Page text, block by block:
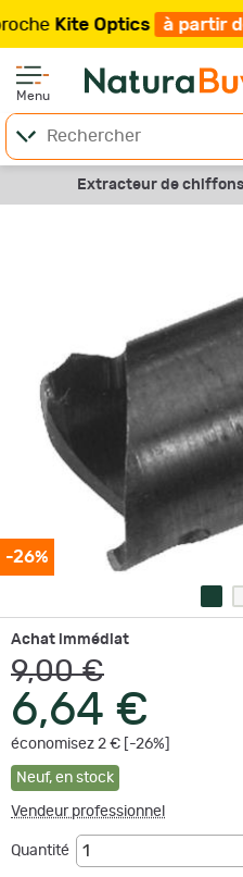
Kite Optics à partir de
Menu
Extracteur de
-26%
Achat immédiat
9,00 €
6,64 €
économisez 2 € [-26%]
Neuf, en stock
Vendeur professionnel
Quantité